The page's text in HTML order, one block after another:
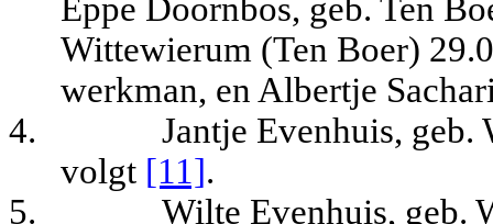
Eppe Doornbos, geb. Ten
Wittewierum (Ten Boer)
werkman, en Albertje
4.
Jantje Evenhuis, geb.
volgt [11].
5.
Wilte Evenhuis, geb.